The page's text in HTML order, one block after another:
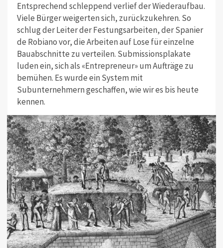
Entsprechend schleppend verlief der Wiederaufbau.
Viele Bürger weigerten sich, zurückzukehren. So
schlug der Leiter der Festungsarbeiten, der Spanier
de Robiano vor, die Arbeiten auf Lose für einzelne
Bauabschnitte zu verteilen. Submissionsplakate
luden ein, sich als «Entrepreneur» um Aufträge zu
bemühen. Es wurde ein System mit
Subunternehmern geschaffen, wie wir es bis heute
kennen.